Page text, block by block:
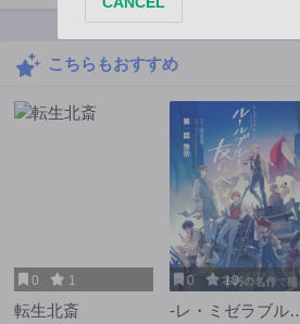
第14話
第11話 第10話
1年前
第8話
1年前
第6話
1年前
第5話
1年前
第4話
1年前
こちらもおすすめ
0 1
転生北斎
0 10
-レ・ミゼラブル-